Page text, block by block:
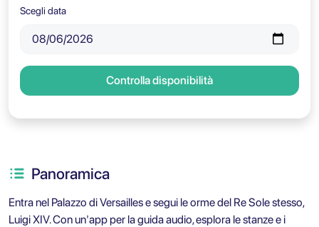
Scegli data
Controlla disponibilità
Panoramica
Entra nel Palazzo di Versailles e segui le orme del Re Sole stesso,
Luigi XIV. Con un'app per la guida audio, esplora le stanze e i